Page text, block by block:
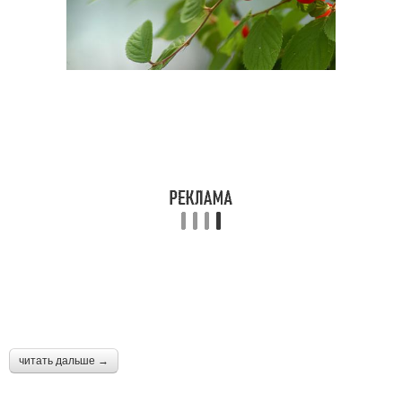
читать дальше →